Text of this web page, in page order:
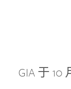
GIA 于